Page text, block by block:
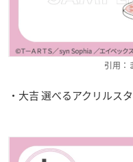
引用：
・大吉 選べるアクリルス